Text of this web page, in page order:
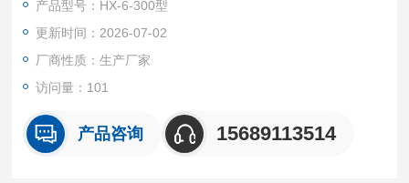
产品型号：HX-6-300型
更新时间：2026-07-02
厂商性质：生产厂家
访问量：101
产品咨询 15689113514